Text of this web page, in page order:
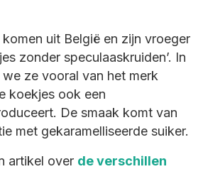
uit België en zijn vroeger
zonder speculaaskruiden’. In
ze vooral van het merk
koekjes ook een
De smaak komt van
met gekaramelliseerde suiker.
artikel over de verschillen